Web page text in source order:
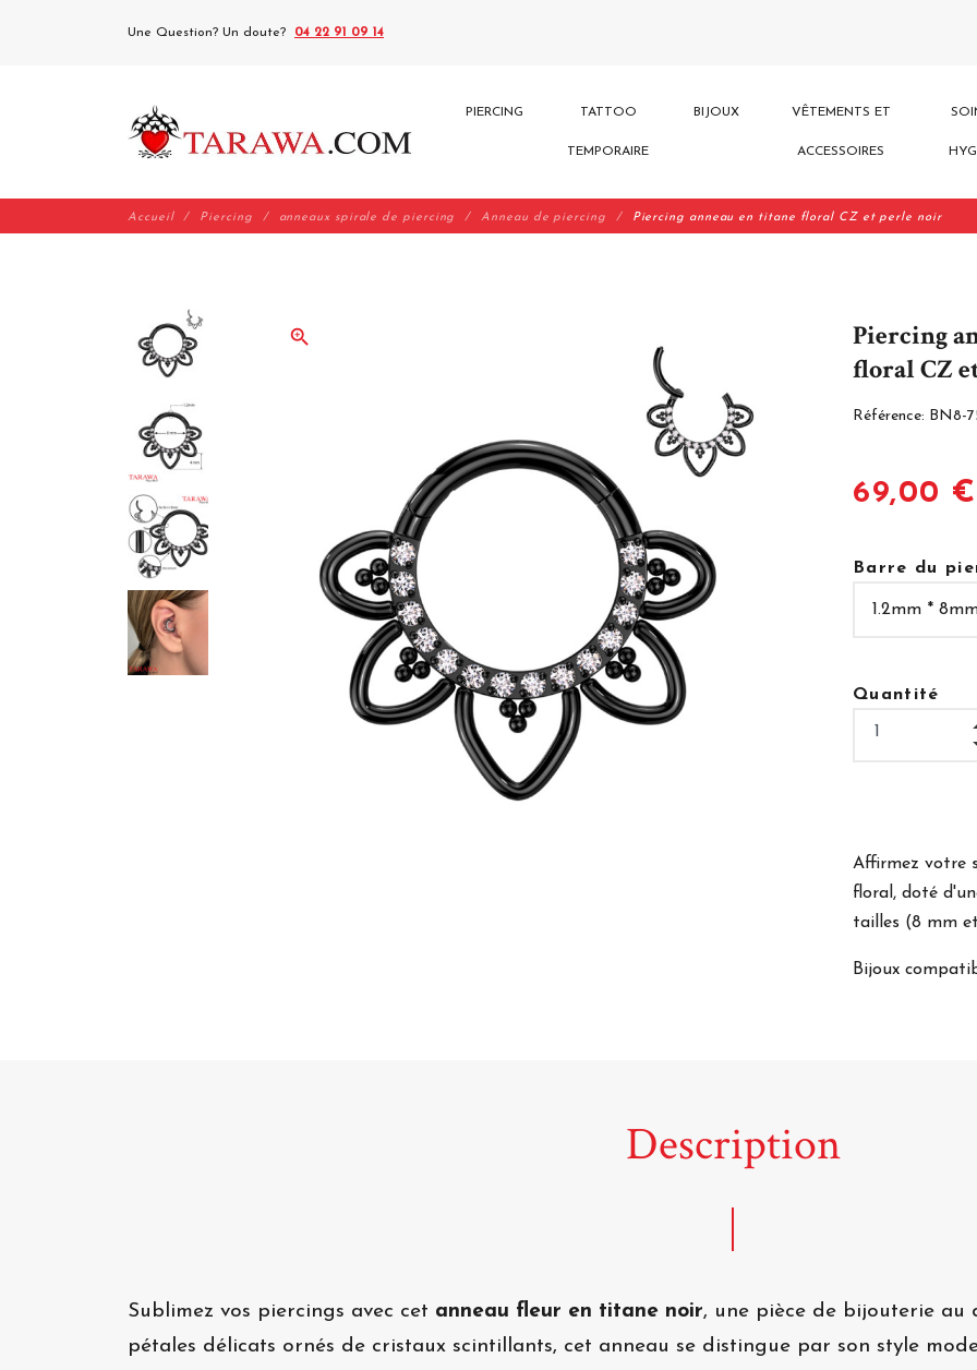
Une Question? Un doute? 04 22 91 09 14
PIERCING TATTOO
TEMPORAIRE
BIJOUX VÊTEMENTS ET
ACCESSOIRES
Accueil Piercing anneaux spirale de piercing Anneau de piercing Piercing anneau en titane floral CZ et perle noir
zoom_in
Piercing
floral CZ
Référence: BN8-
69,00
Barre du
Quantité
Affirmez votre
floral, doté
tailles (8 mm
Bijoux
Description
Sublimez vos piercings avec cet anneau fleur en titane noir, une pièce de bijouterie au
pétales délicats ornés de cristaux scintillants, cet anneau se distingue par son style